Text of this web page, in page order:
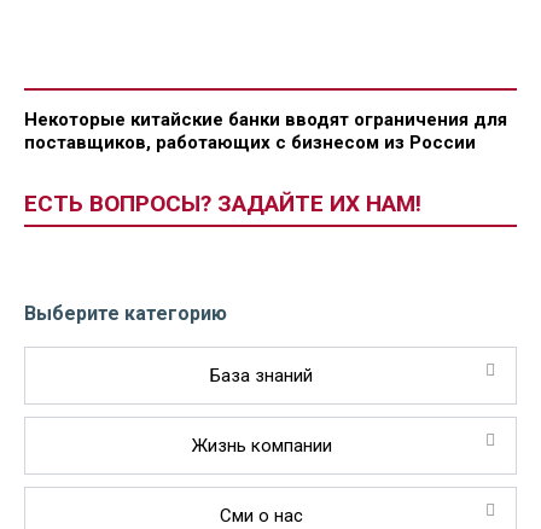
Некоторые китайские банки вводят ограничения для
поставщиков, работающих с бизнесом из России
ЕСТЬ ВОПРОСЫ? ЗАДАЙТЕ ИХ НАМ!
Выберите категорию
База знаний
Жизнь компании
Сми о нас